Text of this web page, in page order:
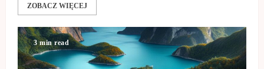
ZOBACZ WIĘCEJ
3 min read